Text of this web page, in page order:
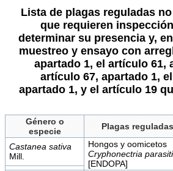
Lista de plagas reguladas
que requieren
determinar su presencia y,
muestreo y ensayo con
apartado 1, el artículo 61,
artículo 67, apartado 1,
apartado 1, y el artículo 19
Género o
especie
Plagas
Castanea sativa
Mill.
Hongos y oomicetos
Cryphonectria
[ENDOPA]